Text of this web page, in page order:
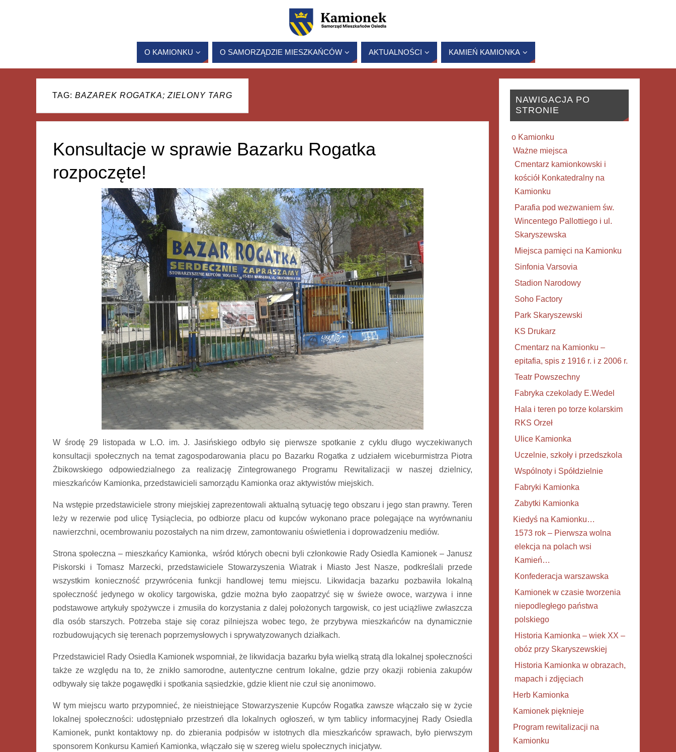
O KAMIONKU O SAMORZĄDZIE MIESZKAŃCÓW AKTUALNOŚCI KAMIEŃ KAMIONKA
TAG: BAZAREK ROGATKA; ZIELONY TARG
Konsultacje w sprawie Bazarku Rogatka
rozpoczęte!
W środę 29 listopada w L.O. im. J. Jasińskiego odbyło się pierwsze spotkanie z cyklu długo wyczekiwanych
konsultacji społecznych na temat zagospodarowania placu po Bazarku Rogatka z udziałem wiceburmistrza Piotra
Żbikowskiego odpowiedzialnego za realizację Zintegrowanego Programu Rewitalizacji w naszej dzielnicy,
mieszkańców Kamionka, przedstawicieli samorządu Kamionka oraz aktywistów miejskich.
Na wstępie przedstawiciele strony miejskiej zaprezentowali aktualną sytuację tego obszaru i jego stan prawny. Teren
leży w rezerwie pod ulicę Tysiąclecia, po odbiorze placu od kupców wykonano prace polegające na wyrównaniu
nawierzchni, ocembrowaniu pozostałych na nim drzew, zamontowaniu oświetlenia i doprowadzeniu mediów.
Strona społeczna – mieszkańcy Kamionka, wśród których obecni byli członkowie Rady Osiedla Kamionek – Janusz
Piskorski i Tomasz Marzecki, przedstawiciele Stowarzyszenia Wiatrak i Miasto Jest Nasze, podkreślali przede
wszystkim konieczność przywrócenia funkcji handlowej temu miejscu. Likwidacja bazarku pozbawiła lokalną
społeczność jedynego w okolicy targowiska, gdzie można było zaopatrzyć się w świeże owoce, warzywa i inne
podstawowe artykuły spożywcze i zmusiła do korzystania z dalej położonych targowisk, co jest uciążliwe zwłaszcza
dla osób starszych. Potrzeba staje się coraz pilniejsza wobec tego, że przybywa mieszkańców na dynamicznie
rozbudowujących się terenach poprzemysłowych i sprywatyzowanych działkach.
Przedstawiciel Rady Osiedla Kamionek wspomniał, że likwidacja bazarku była wielką stratą dla lokalnej społeczności
także ze względu na to, że znikło samorodne, autentyczne centrum lokalne, gdzie przy okazji robienia zakupów
odbywały się także pogawędki i spotkania sąsiedzkie, gdzie klient nie czuł się anonimowo.
W tym miejscu warto przypomnieć, że nieistniejące Stowarzyszenie Kupców Rogatka zawsze włączało się w życie
lokalnej społeczności: udostępniało przestrzeń dla lokalnych ogłoszeń, w tym tablicy informacyjnej Rady Osiedla
Kamionek, punkt kontaktowy np. do zbierania podpisów w istotnych dla mieszkańców sprawach, było pierwszym
sponsorem Konkursu Kamień Kamionka, włączało się w szereg wielu społecznych inicjatyw.
NAWIGACJA PO
STRONIE
o Kamionku
Ważne miejsca
Cmentarz kamionkowski i
kościół Konkatedralny na
Kamionku
Parafia pod wezwaniem św.
Wincentego Pallottiego i ul.
Skaryszewska
Miejsca pamięci na Kamionku
Sinfonia Varsovia
Stadion Narodowy
Soho Factory
Park Skaryszewski
KS Drukarz
Cmentarz na Kamionku –
epitafia, spis z 1916 r. i z 2006 r.
Teatr Powszechny
Fabryka czekolady E.Wedel
Hala i teren po torze kolarskim
RKS Orzeł
Ulice Kamionka
Uczelnie, szkoły i przedszkola
Wspólnoty i Spółdzielnie
Fabryki Kamionka
Zabytki Kamionka
Kiedyś na Kamionku…
1573 rok – Pierwsza wolna
elekcja na polach wsi
Kamień…
Konfederacja warszawska
Kamionek w czasie tworzenia
niepodległego państwa
polskiego
Historia Kamionka – wiek XX –
obóz przy Skaryszewskiej
Historia Kamionka w obrazach,
mapach i zdjęciach
Herb Kamionka
Kamionek pięknieje
Program rewitalizacji na
Kamionku